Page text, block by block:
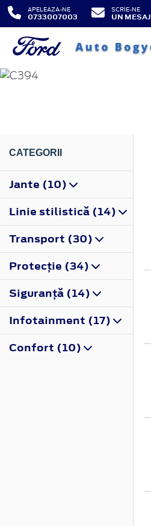
APELEAZA-NE
0733007003
SCRIE-NE
UN MESAJ
KUGA
CATEGORII
Jante (10)
Linie stilistică (14)
Transport (30)
Protecţie (34)
Siguranţă (14)
Infotainment (17)
Confort (10)